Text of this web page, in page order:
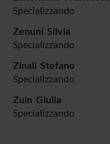
Specializzando
Zenuni Silvia
Specializzando
Zinali Stefano
Specializzando
Zuin Giulia
Specializzando